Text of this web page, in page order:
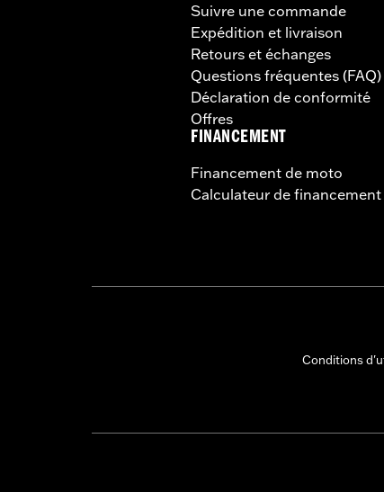
Suivre une commande
Expédition et livraison
Retours et échanges
Questions fréquentes (FAQ)
Déclaration de conformité
Offres
FINANCEMENT
Financement de moto
Calculateur de financement
Conditions